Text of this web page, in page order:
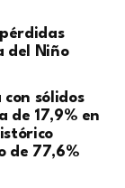
del Niño
sólidos
de 17,9% en
de 77,6%